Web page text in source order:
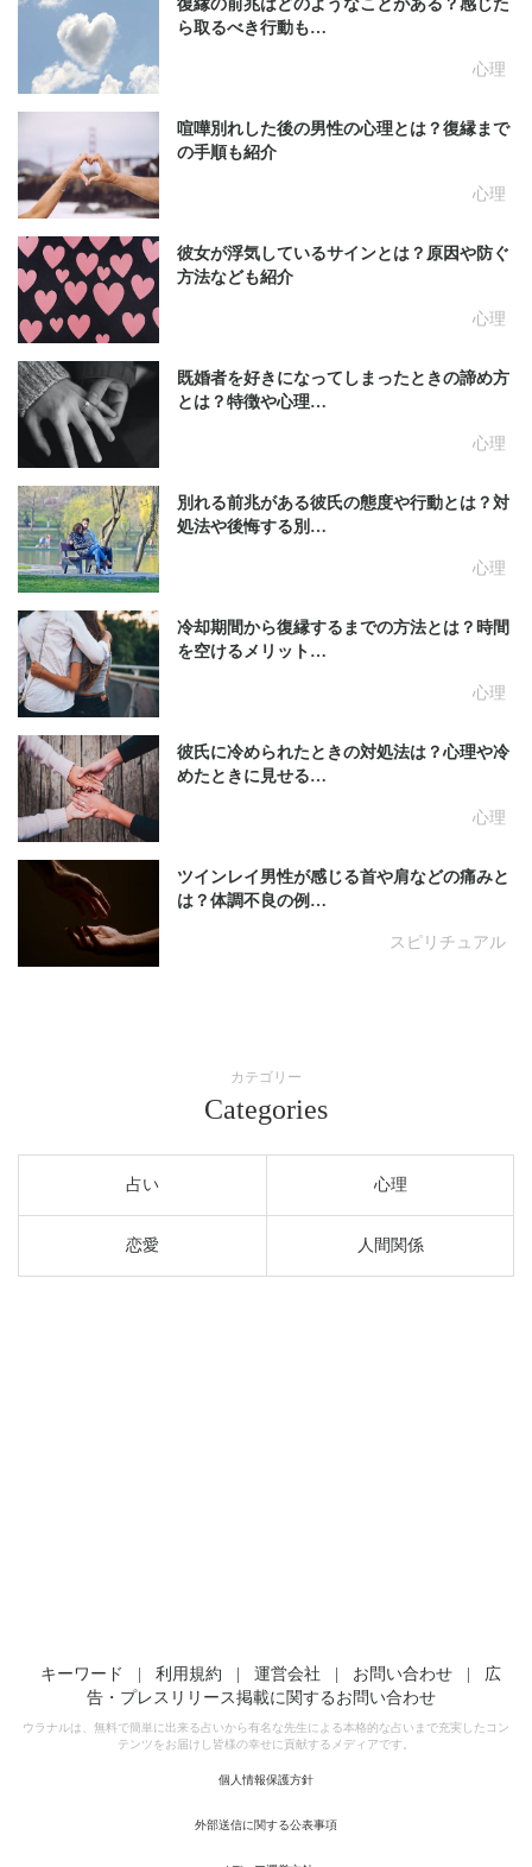
心理
復縁の前兆はどのようなことがある？感じた
ら取るべき行動も…
心理
喧嘩別れした後の男性の心理とは？復縁まで
の手順も紹介
心理
彼女が浮気しているサインとは？原因や防ぐ
方法なども紹介
心理
既婚者を好きになってしまったときの諦め方
とは？特徴や心理…
心理
別れる前兆がある彼氏の態度や行動とは？対
処法や後悔する別…
心理
冷却期間から復縁するまでの方法とは？時間
を空けるメリット…
心理
彼氏に冷められたときの対処法は？心理や冷
めたときに見せる…
スピリチュアル
ツインレイ男性が感じる首や肩などの痛みと
は？体調不良の例…
カテゴリー
Categories
占い 心理
恋愛 人間関係
キーワード | 利用規約 | 運営会社 | お問い合わせ |
広
告・プレスリリース掲載に関するお問い合わせ
ウラナルは、無料で簡単に出来る占いから有名な先生による本格的な占いまで充実したコン
テンツをお届けし皆様の幸せに貢献するメディアです。
個人情報保護方針
外部送信に関する公表事項